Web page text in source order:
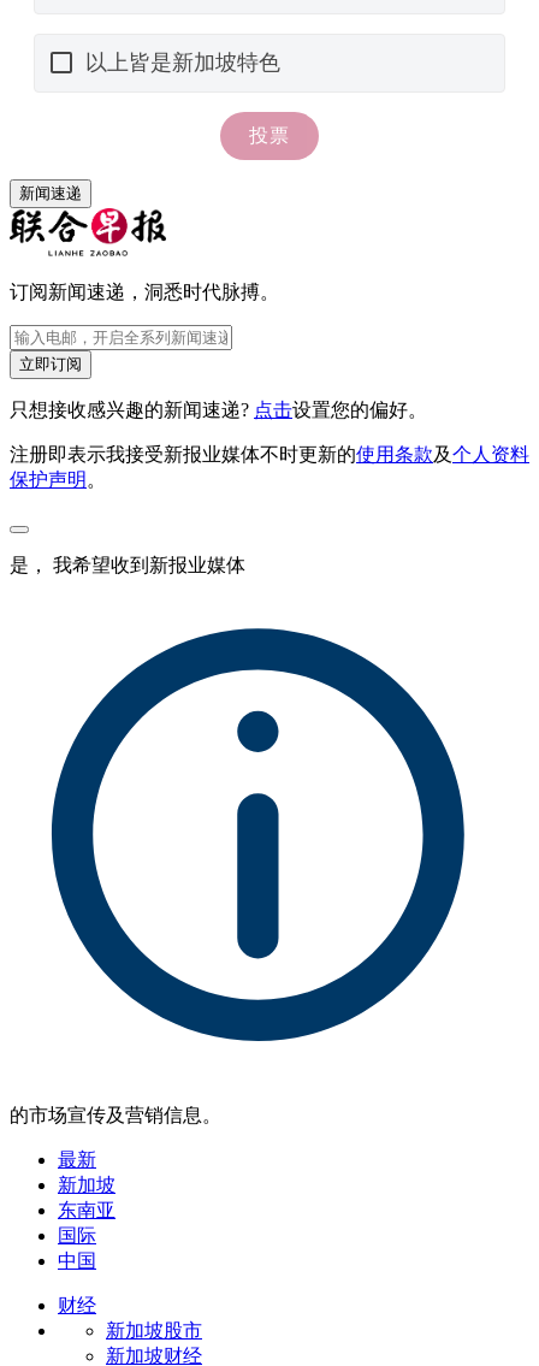
新闻速递
订阅新闻速递，洞悉时代脉搏。
立即订阅
只想接收感兴趣的新闻速递? 点击设置您的偏好。
注册即表示我接受新报业媒体不时更新的使用条款及个人资料
保护声明 。
是， 我希望收到新报业媒体
的市场宣传及营销信息。
最新
新加坡
东南亚
国际
中国
财经
新加坡股市
新加坡财经